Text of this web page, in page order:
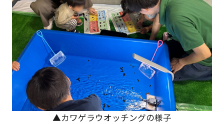
▲カワゲラウオッチングの様子